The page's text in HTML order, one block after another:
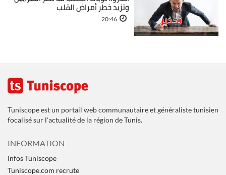
وتزيد خطر أمراض القلب
20:46
Tuniscope est un portail web communautaire et généraliste tunisien
focalisé sur l'actualité de la région de Tunis.
INFORMATION
Infos Tuniscope
Tuniscope.com recrute